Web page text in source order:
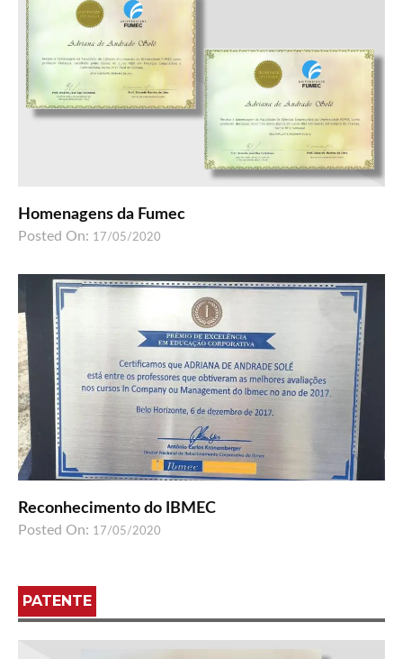
Homenagens da Fumec
Posted On: 17/05/2020
Reconhecimento do IBMEC
Posted On: 17/05/2020
PATENTE